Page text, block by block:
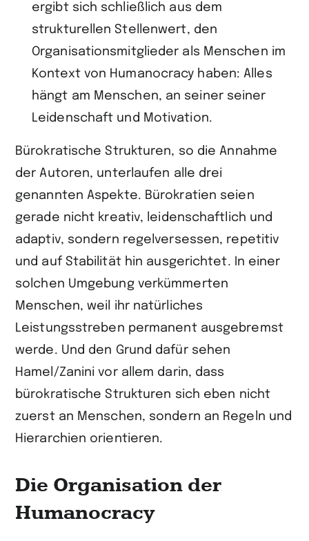
ergibt sich schließlich aus dem
strukturellen Stellenwert, den
Organisationsmitglieder als Menschen im
Kontext von Humanocracy haben: Alles
hängt am Menschen, an seiner seiner
Leidenschaft und Motivation.
Bürokratische Strukturen, so die Annahme
der Autoren, unterlaufen alle drei
genannten Aspekte. Bürokratien seien
gerade nicht kreativ, leidenschaftlich und
adaptiv, sondern regelversessen, repetitiv
und auf Stabilität hin ausgerichtet. In einer
solchen Umgebung verkümmerten
Menschen, weil ihr natürliches
Leistungsstreben permanent ausgebremst
werde. Und den Grund dafür sehen
Hamel/Zanini vor allem darin, dass
bürokratische Strukturen sich eben nicht
zuerst an Menschen, sondern an Regeln und
Hierarchien orientieren.
Die Organisation der
Humanocracy